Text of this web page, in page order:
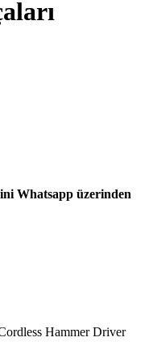
Whatsapp üzerinden
Hammer Driver